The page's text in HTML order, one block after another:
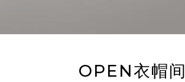
OPEN衣帽间